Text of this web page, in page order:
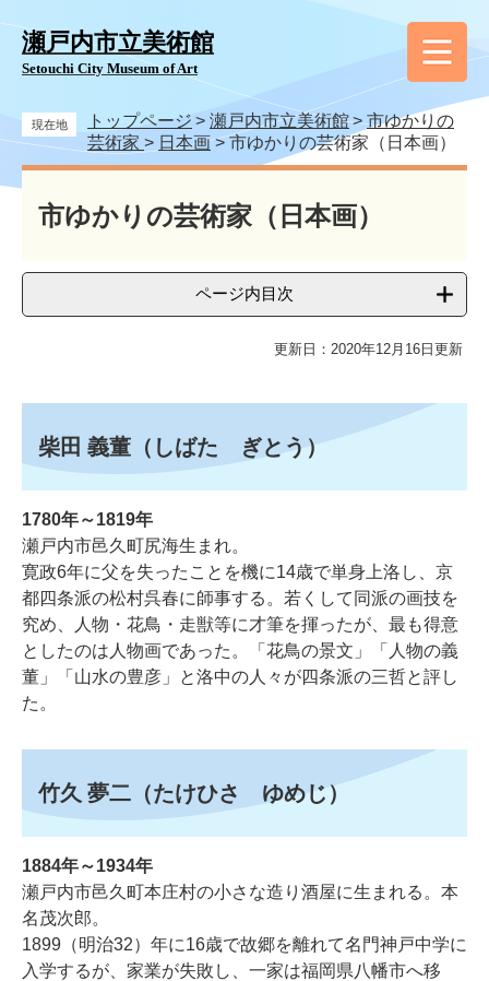
瀬戸内市立美術館
Setouchi City Museum of Art
現在地 トップページ > 瀬戸内市立美術館>市ゆかりの
芸術家 > 日本画>市ゆかりの芸術家（日本画）
本
市ゆかりの芸術家（日本画）
ページ内目次
更新日：2020年12月16日更新
柴田 義董（しばた ぎとう）
1780年～1819年
瀬戸内市邑久町尻海生まれ。
寛政6年に父を失ったことを機に14歳で単身上洛し、京
都四条派の松村呉春に師事する。若くして同派の画技を
究め、人物・花鳥・走獣等に才筆を揮ったが、最も得意
としたのは人物画であった。「花鳥の景文」「人物の義
董」「山水の豊彦」と洛中の人々が四条派の三哲と評し
た。
竹久 夢二（たけひさ ゆめじ）
1884年～1934年
瀬戸内市邑久町本庄村の小さな造り酒屋に生まれる。本
名茂次郎。
1899（明治32）年に16歳で故郷を離れて名門神戸中学に
入学するが、家業が失敗し、一家は福岡県八幡市へ移